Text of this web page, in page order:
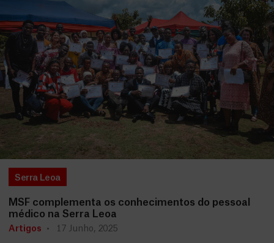
Serra Leoa
MSF complementa os conhecimentos do pessoal
médico na Serra Leoa
Artigos 17 Junho, 2025